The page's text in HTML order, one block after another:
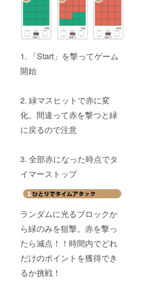
1. 「Start」を撃ってゲーム
開始
2. 緑マスヒットで赤に変
化。間違って赤を撃つと緑
に戻るので注意
3. 全部赤になった時点でタ
イマーストップ
ランダムに光るブロックか
ら緑のみを狙撃。赤を撃っ
たら減点！！時間内でどれ
だけのポイントを獲得でき
るか挑戦！